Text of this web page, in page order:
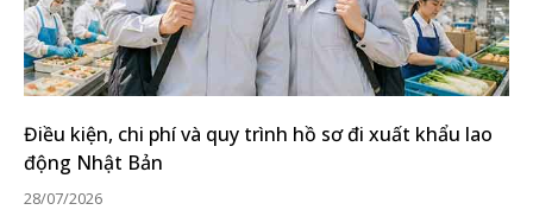
Điều kiện, chi phí và quy trình hồ sơ đi xuất khẩu lao
động Nhật Bản
28/07/2026